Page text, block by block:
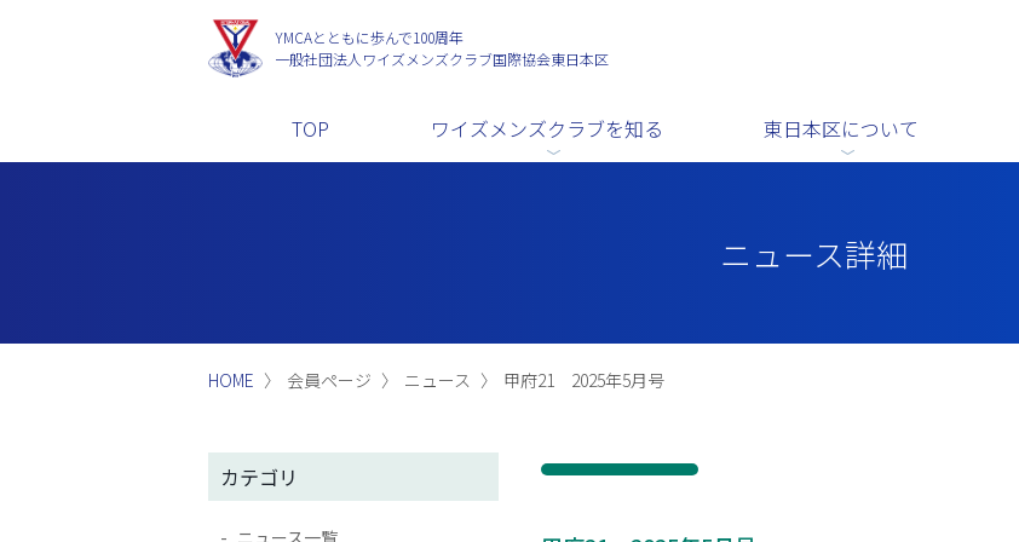
YMCAとともに歩んで100周年
一般社団法人 ワイズメンズクラブ国際協会東日本区
TOP ワイズメンズクラブを知る 東日本区について
ニュース詳細
HOME 会員ページ ニュース 甲府21 2025年5月号
カテゴリ
ニュース一覧